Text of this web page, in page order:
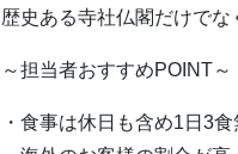
歴史ある寺社仏閣だけでな
～担当者おすすめPOINT～
・食事は休日も含め1日3